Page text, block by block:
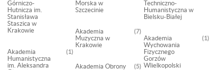
Górniczo-
Hutnicza im.
Stanisława
Staszica w
Krakowie
Akademia
Humanistyczna
im. Aleksandra
1
Morska w
Szczecinie
Akademia
Muzyczna w
Krakowie
7
Akademia Obrony
5
Techniczno-
Humanistyczna w
Bielsku-Białej
Akademia
Wychowania
Fizycznego
Gorzów
Wlielkopolski
1